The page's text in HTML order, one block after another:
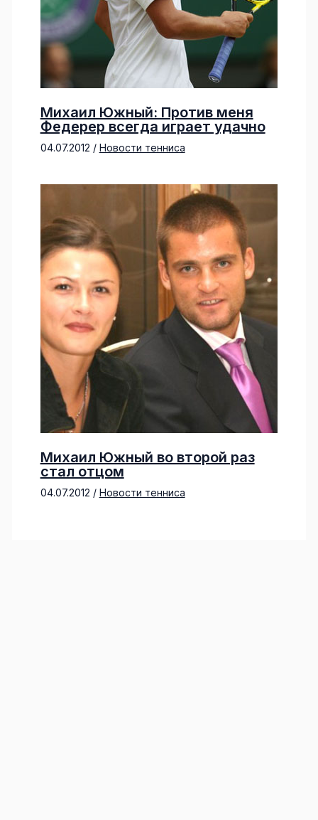
Михаил Южный: Против меня
Федерер всегда играет удачно
04.07.2012 / Новости тенниса
Михаил Южный во второй раз
стал отцом
04.07.2012 / Новости тенниса